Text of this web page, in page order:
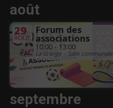
août
29
AOÛT
Forum des
associations
10:00 - 13:00
La Grange – Salle communale
septembre